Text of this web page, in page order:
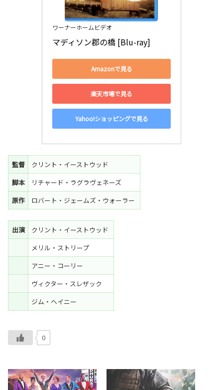
ワーナーホームビデオ
マディソン郡の橋 [Blu-ray]
Amazonで見る
楽天市場で見る
Yahoo!ショッピングで見る
監督
クリント・イーストウッド
脚本
リチャード・ラグラヴェネーズ
原作
ロバート・ジェームズ・ウォーラー
出演
クリント・イーストウッド
メリル・ストリープ
アニー・コーリー
ヴィクター・スレザック
ジム・ヘイニー
0